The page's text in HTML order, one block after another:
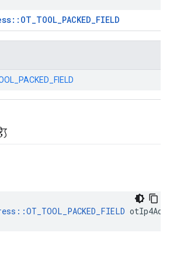
::OT_TOOL_PACKED_FIELD